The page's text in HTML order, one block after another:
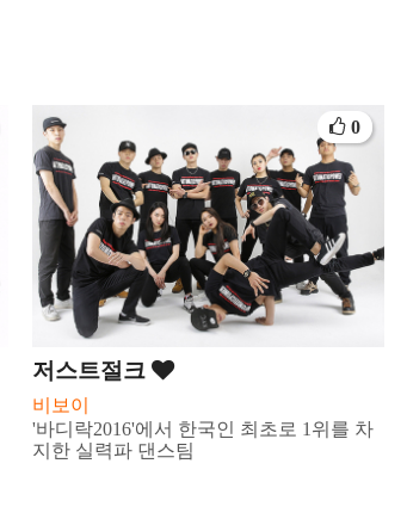
저스트절크
비보이
'바디락2016'에서 한국인 최초로 1위를 차
지한 실력파 댄스팀
0